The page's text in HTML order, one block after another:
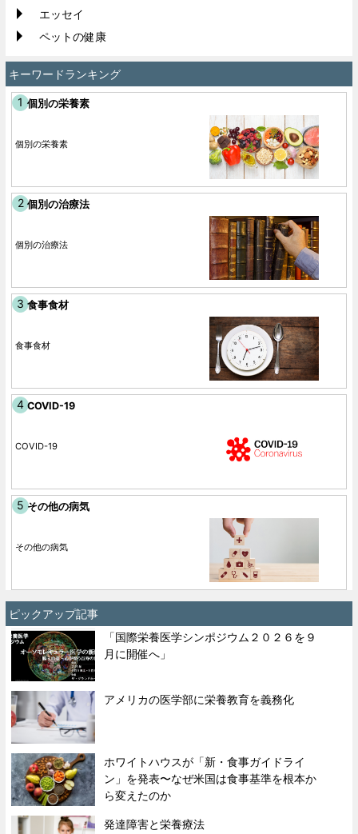
エッセイ
ペットの健康
キーワードランキング
個別の栄養素
個別の栄養素
個別の治療法
個別の治療法
食事食材
食事食材
COVID-19
COVID-19
その他の病気
その他の病気
ピックアップ記事
「国際栄養医学シンポジウム２０２６を９
月に開催へ」
アメリカの医学部に栄養教育を義務化
ホワイトハウスが「新・食事ガイドライ
ン」を発表〜なぜ米国は食事基準を根本か
ら変えたのか
発達障害と栄養療法